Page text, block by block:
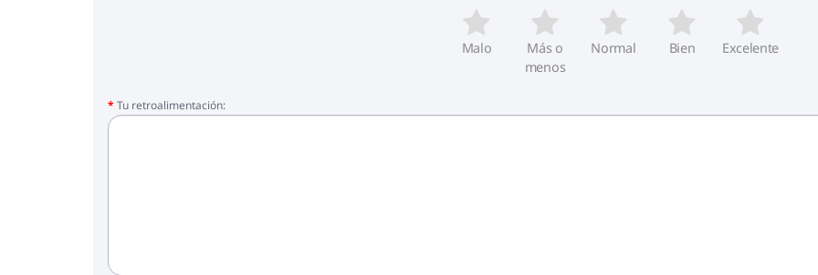
Malo
Más o
menos
Normal Bien Excelente
Tu retroalimentación: